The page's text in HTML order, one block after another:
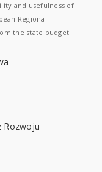
and usefulness of
Regional
the state budget.